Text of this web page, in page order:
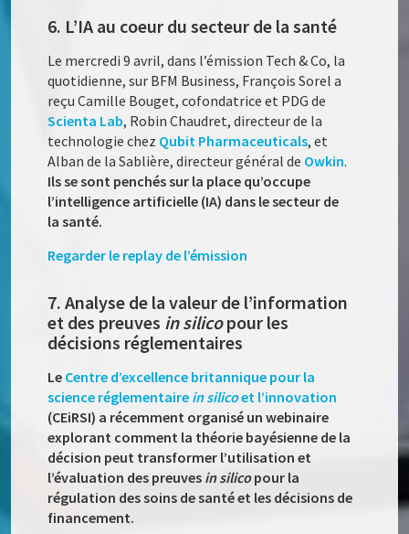
6. L’IA au coeur du secteur de la santé
Le mercredi 9 avril, dans l’émission Tech & Co, la
quotidienne, sur BFM Business, François Sorel a
reçu Camille Bouget, cofondatrice et PDG de
Scienta Lab, Robin Chaudret, directeur de la
technologie chez Qubit Pharmaceuticals, et
Alban de la Sablière, directeur général de Owkin.
Ils se sont penchés sur la place qu’occupe
l’intelligence artificielle (IA) dans le secteur de
la santé.
Regarder le replay de l’émission
7. Analyse de la valeur de l’information
et des preuves in silicopour les
décisions réglementaires
Le Centre d’excellence britannique pour la
science réglementaire in silicoet l’innovation
(CEiRSI) a récemment organisé un webinaire
explorant comment la théorie bayésienne de la
décision peut transformer l’utilisation et
l’évaluation des preuves in silicopour la
régulation des soins de santé et les décisions de
financement.